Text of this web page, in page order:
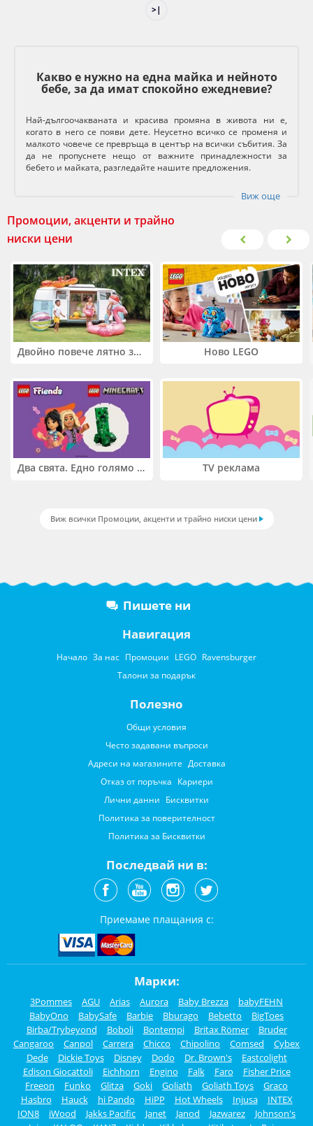
>|
Какво е нужно на една майка и нейното
бебе, за да имат спокойно ежедневие?
Най-дългоочакваната и красива промяна в живота ни е,
когато в него се появи дете. Неусетно всичко се променя и
малкото човече се превръща в център на всички събития. За
да не пропуснете нещо от важните принадлежности за
бебето и майката, разгледайте нашите предложения.
Виж още
Промоции, акценти и трайно
ниски цени
Двойно повече лятно забавление! Купи 2 продукта INTEX и вземи -33%
Два свята. Едно голямо приключение. Купи 2 продукта LEGO® Friends и/или LEGO® Minecraft и вземи -27%
Ново LEGO
TV реклама
Виж всички Промоции, акценти и трайно ниски цени
Пишете ни
Навигация
Начало За нас Промоции LEGO Ravensburger
Талони за подарък
Полезно
Общи условия
Често задавани въпроси
Адреси на магазините Доставка
Отказ от поръчка Кариери
Лични данни Бисквитки
Политика за поверителност
Политика за Бисквитки
Последвай ни в:
Приемаме плащания с:
Марки:
3Pommes AGU Arias Aurora Baby Brezza
babyFEHN
BabyOno
BabySafe Barbie Bburago Bebetto
BigToes
Birba/Trybeyond
Boboli Bontempi Britax Römer
Bruder
Cangaroo
Canpol Carrera Chicco Chipolino Comsed
Cybex
Dede
Dickie Toys Disney Dodo Dr. Brown's
Eastcolight
Edison Giocattoli
Eichhorn Engino Falk Faro
Fisher Price
Freeon
Funko Glitza Goki Goliath Goliath Toys
Graco
Hasbro
Hauck hi Pando HiPP Hot Wheels Injusa
INTEX
ION8
iWood Jakks Pacific Janet Janod Jazwarez
Johnson's